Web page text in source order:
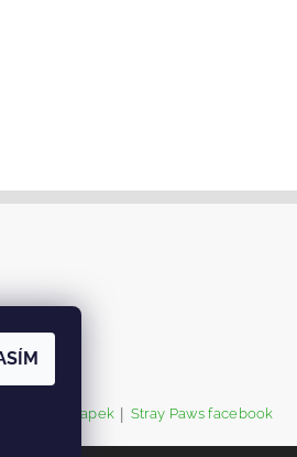
Instagram Tlapek Stray Paws facebook